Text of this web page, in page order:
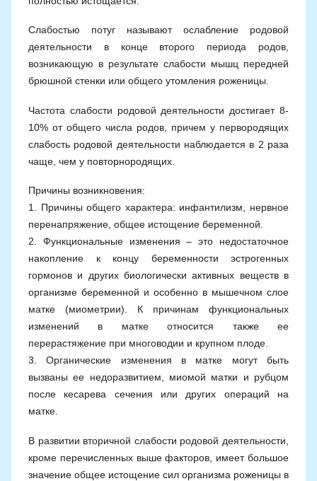
Ч
а
д
ю
Слабостью потуг называют ослабление родовой
деятельности в конце второго периода родов,
возникающую в результате слабости мышц передней
брюшной стенки или общего утомления роженицы.
Частота слабости родовой деятельности достигает 8-
10% от общего числа родов, причем у первородящих
слабость родовой деятельности наблюдается в 2 раза
чаще, чем у повторнородящих.
Причины возникновения:
1. Причины общего характера: инфантилизм, нервное
перенапряжение, общее истощение беременной.
2. Функциональные изменения – это недостаточное
накопление к концу беременности эстрогенных
гормонов и других биологически активных веществ в
организме беременной и особенно в мышечном слое
матке (миометрии). К причинам функциональных
изменений в матке относится также ее
перерастяжение при многоводии и крупном плоде.
3. Органические изменения в матке могут быть
вызваны ее недоразвитием, миомой матки и рубцом
после кесарева сечения или других операций на
матке.
В развитии вторичной слабости родовой деятельности,
кроме перечисленных выше факторов, имеет большое
значение общее истощение сил организма роженицы в